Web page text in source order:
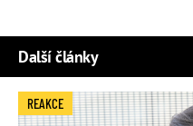
Další články
REAKCE